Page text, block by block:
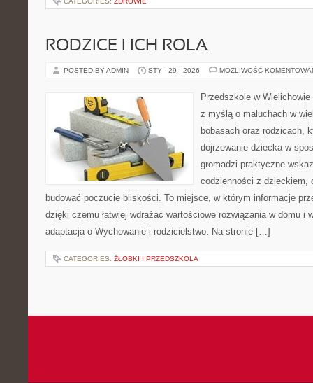
RODZICE I ICH ROLA
POSTED BY ADMIN STY - 29 - 2026 MOŻLIWOŚĆ
Przedszkole w
z myślą o maluchach w
bobasach oraz rodzicach,
dojrzewanie dziecka w
gromadzi praktyczne
codzienności z dzieckiem,
budować poczucie bliskości. To miejsce, w którym informacje
dzięki czemu łatwiej wdrażać wartościowe rozwiązania w domu i
adaptacja o Wychowanie i rodzicielstwo. Na stronie […]
CATEGORIES: ŻŁOBKI I PRZEDSZKOLA